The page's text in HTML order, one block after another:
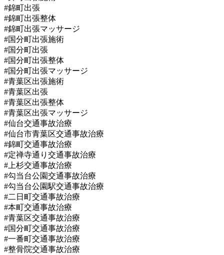
#錦町出張
#錦町出張整体
#錦町出張マッサージ
#国分町出張施術
#国分町出張
#国分町出張整体
#国分町出張マッサージ
#青葉区出張施術
#青葉区出張
#青葉区出張整体
#青葉区出張マッサージ
#仙台交通事故治療
#仙台市青葉区交通事故治療
#錦町交通事故治療
#定禅寺通り交通事故治療
#上杉交通事故治療
#勾当台公園交通事故治療
#勾当台公園駅交通事故治療
#二日町交通事故治療
#本町交通事故治療
#青葉区交通事故治療
#国分町交通事故治療
#一番町交通事故治療
#整骨院交通事故治療